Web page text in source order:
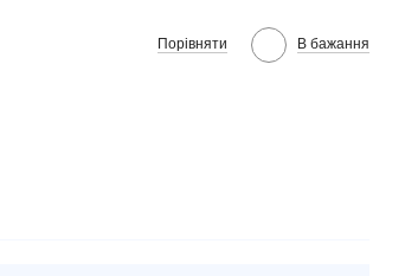
Порівняти В бажання